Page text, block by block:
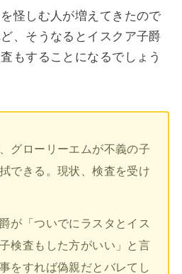
怪しむ人が増えてきたので
、そうなるとイスクア子爵
もすることになるでしょう
グローリーエムが不義の子
できる。現状、検査を受け
が「ついでにラスタとイス
検査もした方がいい」と言
をすれば偽親だとバレてし